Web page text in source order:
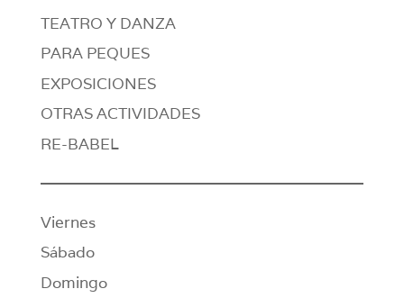
TEATRO Y DANZA
PARA PEQUES
EXPOSICIONES
OTRAS ACTIVIDADES
RE-BABEL
Viernes
Sábado
Domingo